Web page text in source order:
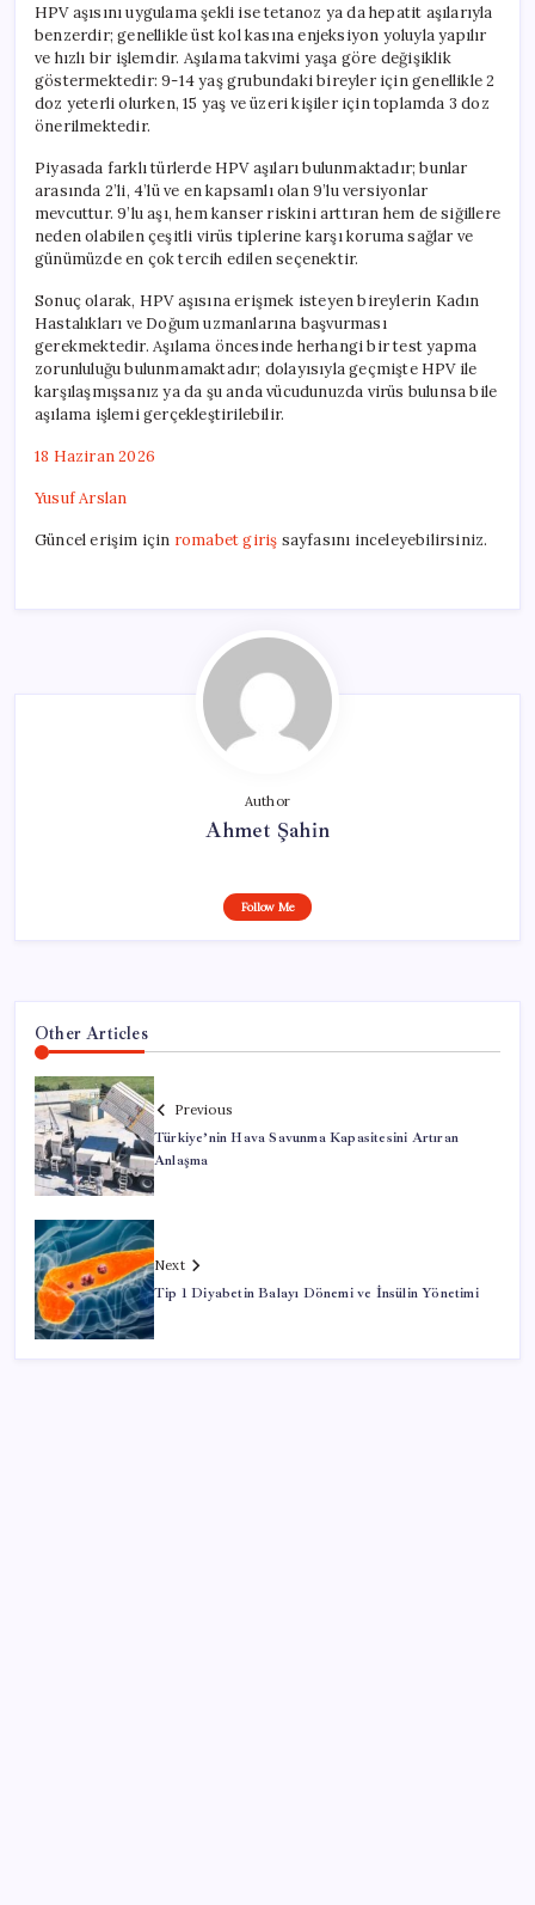
HPV aşısını uygulama şekli ise tetanoz ya da hepatit aşılarıyla
benzerdir; genellikle üst kol kasına enjeksiyon yoluyla yapılır
ve hızlı bir işlemdir. Aşılama takvimi yaşa göre değişiklik
göstermektedir: 9-14 yaş grubundaki bireyler için genellikle 2
doz yeterli olurken, 15 yaş ve üzeri kişiler için toplamda 3 doz
önerilmektedir.
Piyasada farklı türlerde HPV aşıları bulunmaktadır; bunlar
arasında 2’li, 4’lü ve en kapsamlı olan 9’lu versiyonlar
mevcuttur. 9’lu aşı, hem kanser riskini arttıran hem de siğillere
neden olabilen çeşitli virüs tiplerine karşı koruma sağlar ve
günümüzde en çok tercih edilen seçenektir.
Sonuç olarak, HPV aşısına erişmek isteyen bireylerin Kadın
Hastalıkları ve Doğum uzmanlarına başvurması
gerekmektedir. Aşılama öncesinde herhangi bir test yapma
zorunluluğu bulunmamaktadır; dolayısıyla geçmişte HPV ile
karşılaşmışsanız ya da şu anda vücudunuzda virüs bulunsa bile
aşılama işlemi gerçekleştirilebilir.
18 Haziran 2026
Yusuf Arslan
Güncel erişim için romabet giriş sayfasını inceleyebilirsiniz.
Author
Ahmet Şahin
Follow Me
Other Articles
Previous
Türkiye’nin Hava Savunma Kapasitesini Artıran
Anlaşma
Next
Tip 1 Diyabetin Balayı Dönemi ve İnsülin Yönetimi